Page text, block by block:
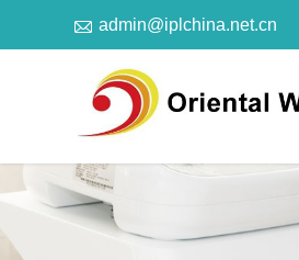
 admin@iplchina.net.cn